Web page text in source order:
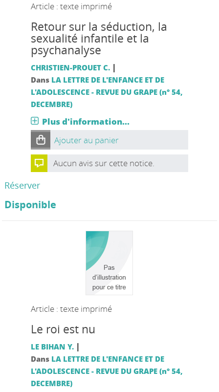
Article : texte imprimé
Retour sur la séduction, la
sexualité infantile et la
psychanalyse
CHRISTIEN-PROUET C. |
Dans LA LETTRE DE L'ENFANCE ET DE
L'ADOLESCENCE - REVUE DU GRAPE (n° 54,
DECEMBRE)
Plus d'information...
Ajouter au panier
Aucun avis sur cette notice.
Réserver
Disponible
Article : texte imprimé
Le roi est nu
LE BIHAN Y. |
Dans LA LETTRE DE L'ENFANCE ET DE
L'ADOLESCENCE - REVUE DU GRAPE (n° 54,
DECEMBRE)